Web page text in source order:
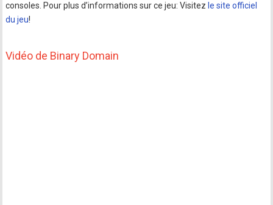
consoles. Pour plus d’informations sur ce jeu: Visitez le site officiel
du jeu!
Vidéo de Binary Domain